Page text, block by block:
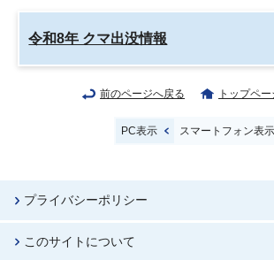
令和8年 クマ出没情報
前のページへ戻る トップペ
PC表示 スマートフォン表示
プライバシーポリシー
このサイトについて